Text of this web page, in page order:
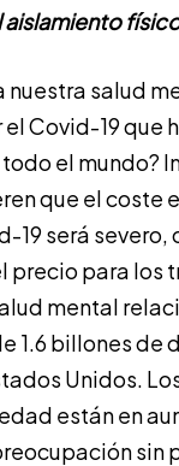
nuestra salud
Covid-19 que
el mundo?
que el coste
19 será severo,
precio para los
mental
1.6 billones de
Unidos.
están en
sin